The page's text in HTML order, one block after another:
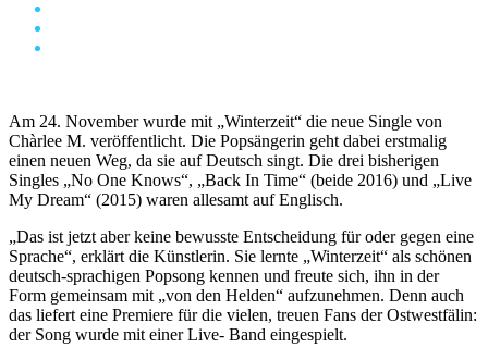
Am 24. November wurde mit „Winterzeit“ die neue Single von
Chàrlee M. veröffentlicht. Die Popsängerin geht dabei erstmalig
einen neuen Weg, da sie auf Deutsch singt. Die drei bisherigen
Singles „No One Knows“, „Back In Time“ (beide 2016) und „Live
My Dream“ (2015) waren allesamt auf Englisch.
„Das ist jetzt aber keine bewusste Entscheidung für oder gegen eine
Sprache“, erklärt die Künstlerin. Sie lernte „Winterzeit“ als schönen
deutsch-sprachigen Popsong kennen und freute sich, ihn in der
Form gemeinsam mit „von den Helden“ aufzunehmen. Denn auch
das liefert eine Premiere für die vielen, treuen Fans der Ostwestfälin:
der Song wurde mit einer Live- Band eingespielt.